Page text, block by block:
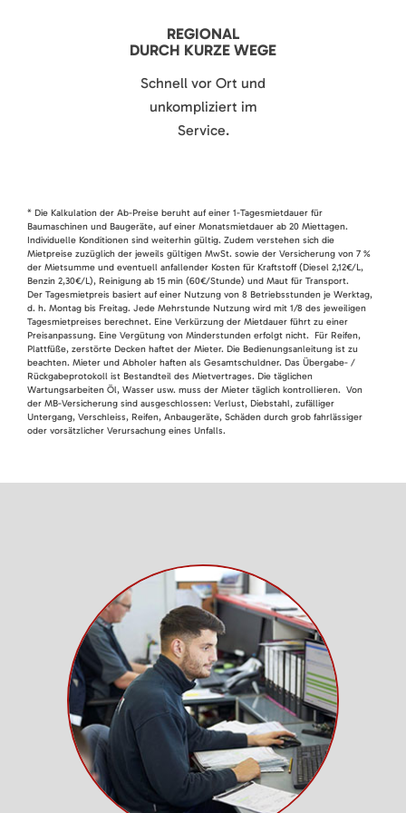
REGIONAL
DURCH KURZE WEGE
Schnell vor Ort und
unkompliziert im
Service.
* Die Kalkulation der Ab-Preise beruht auf einer 1-Tagesmietdauer für
Baumaschinen und Baugeräte, auf einer Monatsmietdauer ab 20 Miettagen.
Individuelle Konditionen sind weiterhin gültig. Zudem verstehen sich die
Mietpreise zuzüglich der jeweils gültigen MwSt. sowie der Versicherung von 7 %
der Mietsumme und eventuell anfallender Kosten für Kraftstoff (Diesel 2,12€/L,
Benzin 2,30€/L), Reinigung ab 15 min (60€/Stunde) und Maut für Transport.
Der Tagesmietpreis basiert auf einer Nutzung von 8 Betriebsstunden je Werktag,
d. h. Montag bis Freitag. Jede Mehrstunde Nutzung wird mit 1/8 des jeweiligen
Tagesmietpreises berechnet. Eine Verkürzung der Mietdauer führt zu einer
Preisanpassung. Eine Vergütung von Minderstunden erfolgt nicht. Für Reifen,
Plattfüße, zerstörte Decken haftet der Mieter. Die Bedienungsanleitung ist zu
beachten. Mieter und Abholer haften als Gesamtschuldner. Das Übergabe- /
Rückgabeprotokoll ist Bestandteil des Mietvertrages. Die täglichen
Wartungsarbeiten Öl, Wasser usw. muss der Mieter täglich kontrollieren. Von
der MB-Versicherung sind ausgeschlossen: Verlust, Diebstahl, zufälliger
Untergang, Verschleiss, Reifen, Anbaugeräte, Schäden durch grob fahrlässiger
oder vorsätzlicher Verursachung eines Unfalls.